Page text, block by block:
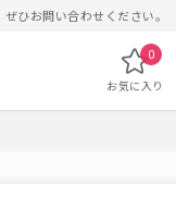
ひお問い合わせください。
お気に入り
0